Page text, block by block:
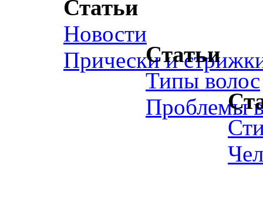
Статьи
Новости
Прически иСтатьи
Типы волос
Проблемы